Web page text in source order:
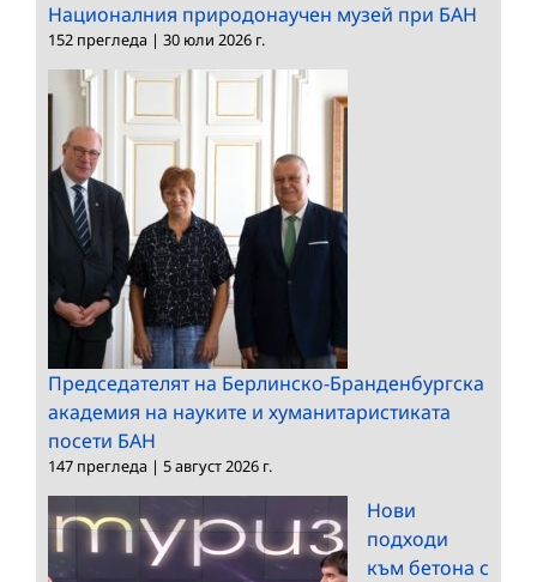
Националния природонаучен музей при БАН
152 прегледа | 30 юли 2026 г.
Председателят на Берлинско-Бранденбургска
академия на науките и хуманитаристиката
посети БАН
147 прегледа | 5 август 2026 г.
Нови
подходи
към бетона с